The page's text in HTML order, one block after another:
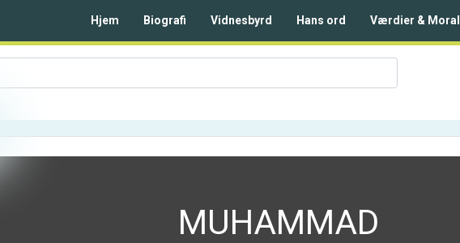
Hjem Biografi Vidnesbyrd Hans ord Værdier & Moral
MUHAMMAD